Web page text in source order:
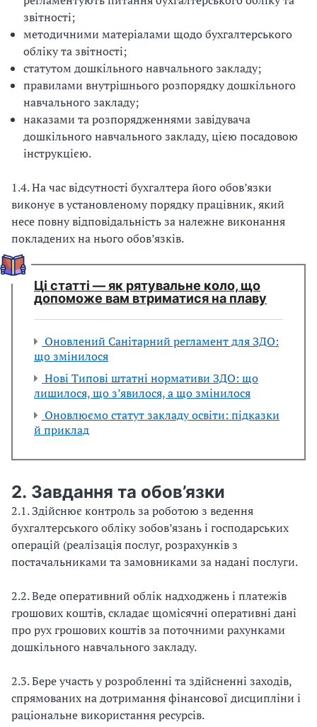
звітності;
методичними матеріалами щодо бухгалтерського
обліку та звітності;
статутом дошкільного навчального закладу;
правилами внутрішнього розпорядку дошкільного
навчального закладу;
наказами та розпорядженнями завідувача
дошкільного навчального закладу, цією посадовою
інструкцією.
1.4. На час відсутності бухгалтера його обов’язки
виконує в установленому порядку працівник, який
несе повну відповідальність за належне виконання
покладених на нього обов’язків.
Ці статті — як рятувальне коло, що
допоможе вам втриматися на плаву
Оновлений Санітарний регламент для ЗДО:
що змінилося
Нові Типові штатні нормативи ЗДО: що
лишилося, що з’явилося, а що змінилося
Оновлюємо статут закладу освіти: підказки
й приклад
2. Завдання та обов’язки
2.1. Здійснює контроль за роботою з ведення
бухгалтерського обліку зобов’язань і господарсь­ких
операцій (реалізація послуг, розрахунків з
постачальниками та замовниками за надані послуги.
2.2. Веде оперативний облік надходжень і платежів
грошових коштів, складає щомісячні оперативні дані
про рух грошових коштів за поточними рахунками
дошкільного навчального закладу.
2.3. Бере участь у розробленні та здійсненні заходів,
спрямованих на дотримання фінансової дисципліни і
раціональне використання ресурсів.